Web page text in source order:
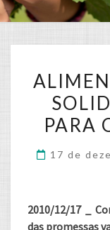
PARA
17 de
2010/12/17 _
das promessas